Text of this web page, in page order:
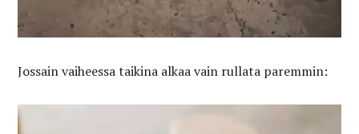
Jossain vaiheessa taikina alkaa vain rullata paremmin: